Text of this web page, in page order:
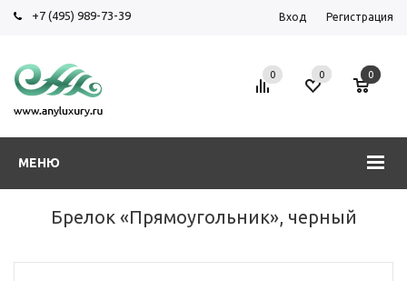
+7 (495) 989-73-39 Вход Регистрация
МЕНЮ
0 0 0
Брелок «Прямоугольник», черный